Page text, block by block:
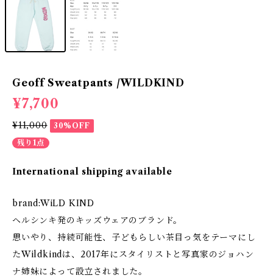
Geoff Sweatpants /WILDKIND
¥7,700
¥11,000
30%OFF
残り1点
International shipping available
brand:WiLD KIND
ヘルシンキ発のキッズウェアのブランド。
思いやり、持続可能性、子どもらしい茶目っ気をテーマにし
たWildkindは、2017年にスタイリストと写真家のジョハン
ナ姉妹によって設立されました。